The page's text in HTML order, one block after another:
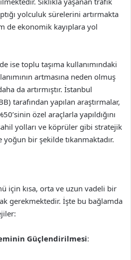
yolculuk sürelerini artırmakta
de ekonomik kayıplara yol
ise toplu taşıma kullanımındaki
artmasına neden olmuş
da artırmıştır. İstanbul
tarafından yapılan araştırmalar,
özel araçlarla yapıldığını
yolları ve köprüler gibi stratejik
bir şekilde tıkanmaktadır.
için kısa, orta ve uzun vadeli bir
gerekmektedir. İşte bu bağlamda
Güçlendirilmesi: